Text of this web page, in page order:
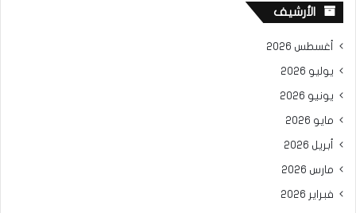
الأرشيف
أغسطس 2026
يوليو 2026
يونيو 2026
مايو 2026
أبريل 2026
مارس 2026
فبراير 2026